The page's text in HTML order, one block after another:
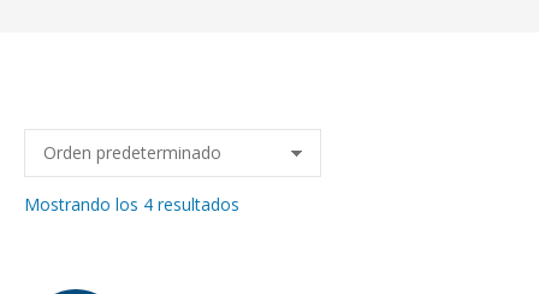
Mostrando los 4 resultados